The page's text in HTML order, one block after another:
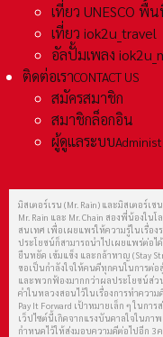
เที่ยว UNESCO พื้
เที่ยว iok2u_travel
อัลปั้มเพลง
ติดต่อเราCONTACT US
สมัครสมาชิก
สมาชิกล็อกอิน
ผู้ดูแลระบบ
มิสเตอร์เรน (Mr. Rain) และมิสเตอร์เชน
Mr. Rain และ Mr. Chain สองพี่น้องใ
สนเทศ เพื่อเผยแพร่ให้ความรู้ในเรื่อง
ประโยชน์ก็สามารถนำไปเผยแพร่ต่อไ
ยืนหยัด เข้มแข็ง และกล้าหาญ (Stay
ขอเป็นกำลังใจให้คนดีทุกคนในการต่
และพวกฟ้องมากกว่าผลประโยชน์ส่ว
คำในหลวงสอนไว้ในเรื่องการทำความ
Pay It Forward เป้าหมายเล็ก ๆ ในกา
เว็ปไซต์นี้เกิดจากแรงบันดาลใจในภาพ
กำหนดไว้ให้ส่งมอบความดีต่อไปอีก 3